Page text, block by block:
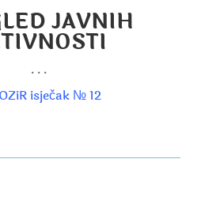
JAVNIH
. . .
isječak № 12